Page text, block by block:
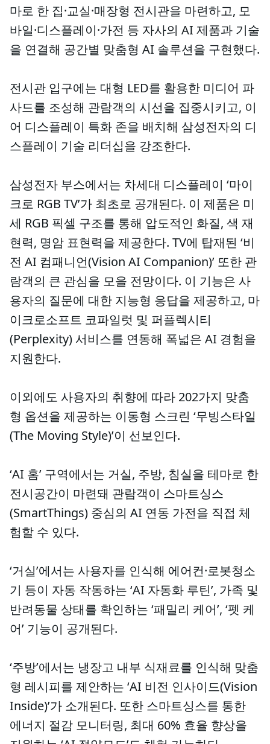
마로 한 집·교실·매장형 전시관을 마련하고, 모
바일·디스플레이·가전 등 자사의 AI 제품과 기술
을 연결해 공간별 맞춤형 AI 솔루션을 구현했다.
전시관 입구에는 대형 LED를 활용한 미디어 파
사드를 조성해 관람객의 시선을 집중시키고, 이
어 디스플레이 특화 존을 배치해 삼성전자의 디
스플레이 기술 리더십을 강조한다.
삼성전자 부스에서는 차세대 디스플레이 ‘마이
크로 RGB TV’가 최초로 공개된다. 이 제품은 미
세 RGB 픽셀 구조를 통해 압도적인 화질, 색 재
현력, 명암 표현력을 제공한다. TV에 탑재된 ‘비
전 AI 컴패니언(Vision AI Companion)’ 또한 관
람객의 큰 관심을 모을 전망이다. 이 기능은 사
용자의 질문에 대한 지능형 응답을 제공하고, 마
이크로소프트 코파일럿 및 퍼플렉시티
(Perplexity) 서비스를 연동해 폭넓은 AI 경험을
지원한다.
이외에도 사용자의 취향에 따라 202가지 맞춤
형 옵션을 제공하는 이동형 스크린 ‘무빙스타일
(The Moving Style)’이 선보인다.
‘AI 홈’ 구역에서는 거실, 주방, 침실을 테마로 한
전시공간이 마련돼 관람객이 스마트싱스
(SmartThings) 중심의 AI 연동 가전을 직접 체
험할 수 있다.
‘거실’에서는 사용자를 인식해 에어컨·로봇청소
기 등이 자동 작동하는 ‘AI 자동화 루틴’, 가족 및
반려동물 상태를 확인하는 ‘패밀리 케어’, ‘펫 케
어’ 기능이 공개된다.
‘주방’에서는 냉장고 내부 식재료를 인식해 맞춤
형 레시피를 제안하는 ‘AI 비전 인사이드(Vision
Inside)’가 소개된다. 또한 스마트싱스를 통한
에너지 절감 모니터링, 최대 60% 효율 향상을